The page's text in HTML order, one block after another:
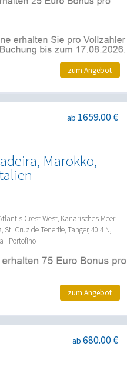
zum Angebot
Marokko,
ab 1659.00 €
Crest West, Kanarisches Meer
Cruz de Tenerife, Tanger, 40.4 N,
| Portofino
zum Angebot
ab 680.00 €